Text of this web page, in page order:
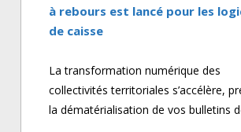
à rebours est lancé pour les
de caisse
La transformation numérique des
collectivités territoriales s’accélère,
la dématérialisation de vos bulletins